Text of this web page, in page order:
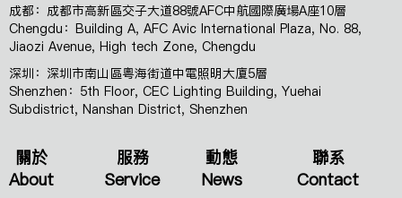
成都：成都市高新區交子大道88號AFC中航國際廣場A座10層
Chengdu：Building A, AFC Avic International Plaza, No. 88,
Jiaozi Avenue, High tech Zone, Chengdu
深圳：深圳市南山區粵海街道中電照明大廈5層
Shenzhen：5th Floor, CEC Lighting Building, Yuehai
Subdistrict, Nanshan District, Shenzhen
關於
About
服務
Service
動態
News
聯系
Contact